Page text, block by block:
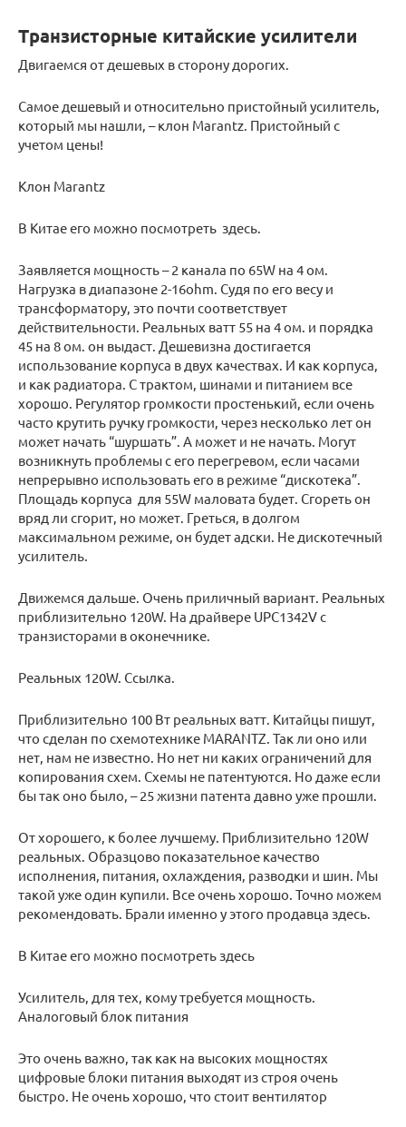
Транзисторные китайские усилители
Двигаемся от дешевых в сторону дорогих.
Самое дешевый и относительно пристойный усилитель,
который мы нашли, – клон Marantz. Пристойный с
учетом цены!
Клон Marantz
В Китае его можно посмотреть здесь.
Заявляется мощность – 2 канала по 65W на 4 ом.
Нагрузка в диапазоне 2-16ohm. Судя по его весу и
трансформатору, это почти соответствует
действительности. Реальных ватт 55 на 4 ом. и порядка
45 на 8 ом. он выдаст. Дешевизна достигается
использование корпуса в двух качествах. И как корпуса,
и как радиатора. С трактом, шинами и питанием все
хорошо. Регулятор громкости простенький, если очень
часто крутить ручку громкости, через несколько лет он
может начать “шуршать”. А может и не начать. Могут
возникнуть проблемы с его перегревом, если часами
непрерывно использовать его в режиме “дискотека”.
Площадь корпуса для 55W маловата будет. Сгореть он
вряд ли сгорит, но может. Греться, в долгом
максимальном режиме, он будет адски. Не дискотечный
усилитель.
Движемся дальше. Очень приличный вариант. Реальных
приблизительно 120W. На драйвере UPC1342V с
транзисторами в оконечнике.
Реальных 120W. Ссылка.
Приблизительно 100 Вт реальных ватт. Китайцы пишут,
что сделан по схемотехнике MARANTZ. Так ли оно или
нет, нам не известно. Но нет ни каких ограничений для
копирования схем. Схемы не патентуются. Но даже если
бы так оно было, – 25 жизни патента давно уже прошли.
От хорошего, к более лучшему. Приблизительно 120W
реальных. Образцово показательное качество
исполнения, питания, охлаждения, разводки и шин. Мы
такой уже один купили. Все очень хорошо. Точно можем
рекомендовать. Брали именно у этого продавца здесь.
В Китае его можно посмотреть здесь
Усилитель, для тех, кому требуется мощность.
Аналоговый блок питания
Это очень важно, так как на высоких мощностях
цифровые блоки питания выходят из строя очень
быстро. Не очень хорошо, что стоит вентилятор